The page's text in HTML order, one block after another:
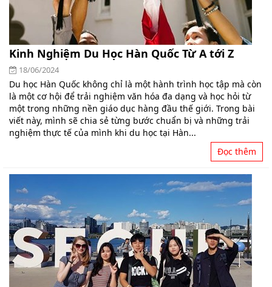
Kinh Nghiệm Du Học Hàn Quốc Từ A tới Z
18/06/2024
Du học Hàn Quốc không chỉ là một hành trình học tập mà còn
là một cơ hội để trải nghiệm văn hóa đa dạng và học hỏi từ
một trong những nền giáo dục hàng đầu thế giới. Trong bài
viết này, mình sẽ chia sẻ từng bước chuẩn bị và những trải
nghiệm thực tế của mình khi du học tại Hàn...
Đọc thêm